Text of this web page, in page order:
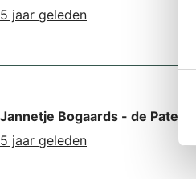
5 jaar geleden
Jannetje Bogaards - de Pater
5 jaar geleden